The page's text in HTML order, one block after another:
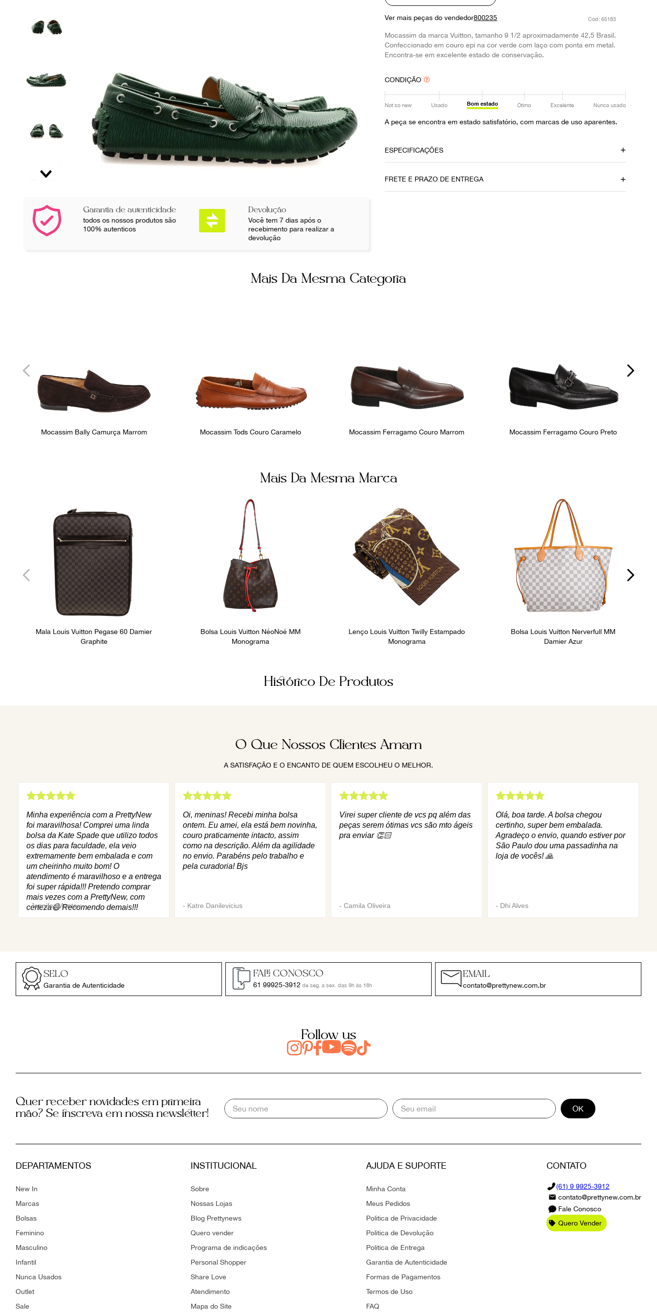
Garantia de autenticidade
todos os nossos produtos são
100% autenticos
Devolução
Você tem 7 dias após o
recebimento para realizar a
devolução
Ver mais peças do vendedor800235 : 65183
Mocassim da marca Vuitton, tamanho 9 1/2 aproximadamente 42,5 Brasil.
Confeccionado em couro epi na cor verde com laço com ponta em metal.
Encontra-se em excelente estado de conservação.
CONDIÇÃO
Not so new Usado Bom estado Ótimo Excelente Nunca usado
A peça se encontra em estado satisfatório, com marcas de uso aparentes.
ESPECIFICAÇÕES
08112021
Ocasião
FRETE E PRAZO DE ENTREGA
Mais Da Mesma Categoria
Mocassim Bally Camurça Marrom Mocassim Tods Couro Caramelo Mocassim Ferragamo Couro Marrom Mocassim Ferragamo Couro Preto
Mais Da Mesma Marca
Mala Louis Vuitton Pegase 60 Damier
Graphite
Bolsa Louis Vuitton NéoNoé MM
Monograma
Lenço Louis Vuitton Twilly Estampado
Monograma
Bolsa Louis Vuitton Nerverfull MM
Damier Azur
Histórico De Produtos
O Que Nossos Clientes Amam
A SATISFAÇÃO E O ENCANTO DE QUEM ESCOLHEU O MELHOR.
Minha experiência com a PrettyNew
foi maravilhosa! Comprei uma linda
bolsa da Kate Spade que utilizo todos
os dias para faculdade, ela veio
extremamente bem embalada e com
um cheirinho muito bom! O
atendimento é maravilhoso e a entrega
foi super rápida!!! Pretendo comprar
mais vezes com a PrettyNew, com
certeza😄 Recomendo demais!!!
-Jennifer Mantau
Oi, meninas! Recebi minha bolsa
ontem. Eu amei, ela está bem novinha,
couro praticamente intacto, assim
como na descrição. Além da agilidade
no envio. Parabéns pelo trabalho e
pela curadoria! Bjs
- Katre Danilevicius
Virei super cliente de vcs pq além das
peças serem ótimas vcs são mto ágeis
pra enviar 👏🏻
- Camila Oliveira
Olá, boa tarde. A bolsa chegou
certinho, super bem embalada.
Agradeço o envio, quando estiver por
São Paulo dou uma passadinha na
loja de vocês! 🙏
- Dhi Alves
SELO
Garantia de Autenticidade
FALE CONOSCO
61 99925-3912 de seg. a sex. das 9h às 18h
EMAIL
contato@prettynew.com.br
Follow us
Quer receber novidades em primeira
mão? Se inscreva em nossa newsletter!
OK
DEPARTAMENTOS
New In
Marcas
Bolsas
Feminino
Masculino
Infantil
Nunca Usados
Outlet
Sale
INSTITUCIONAL
Sobre
Nossas Lojas
Blog Prettynews
Quero vender
Programa de indicações
Personal Shopper
Share Love
Atendimento
Mapa do Site
AJUDA E SUPORTE
Minha Conta
Meus Pedidos
Politica de Privacidade
Politica de Devolução
Politica de Entrega
Garantia de Autenticidade
Formas de Pagamentos
Termos de Uso
FAQ
CONTATO
(61) 9 9925-3912
contato@prettynew.com.br
Fale Conosco
Quero Vender